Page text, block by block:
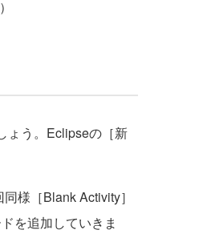
う。Eclipseの［新
様［Blank Activity］
を追加していきま